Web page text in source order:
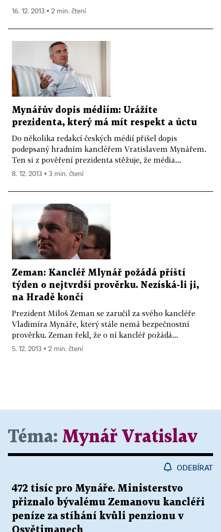
16. 12. 2013 ▪ 2 min. čtení
Mynářův dopis médiím: Urážíte
prezidenta, který má mít respekt a úctu
Do několika redakcí českých médií přišel dopis
podepsaný hradním kancléřem Vratislavem Mynářem.
Ten si z pověření prezidenta stěžuje, že média...
8. 12. 2013 ▪ 3 min. čtení
Zeman: Kancléř Mlynář požádá příští
týden o nejtvrdší prověrku. Nezíská-li ji,
na Hradě končí
Prezident Miloš Zeman se zaručil za svého kancléře
Vladimíra Mynáře, který stále nemá bezpečnostní
prověrku. Zeman řekl, že o ní kancléř požádá...
5. 12. 2013 ▪ 2 min. čtení
Téma: Mynář Vratislav
ODEBÍRAT
472 tisíc pro Mynáře. Ministerstvo
přiznalo bývalému Zemanovu kancléři
peníze za stíhání kvůli penzionu v
Osvětimanech